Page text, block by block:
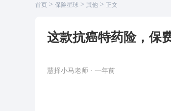
首页 > 保险星球 > 其他 > 正文
这款抗癌特药险，保
慧择小马老师 · 一年前